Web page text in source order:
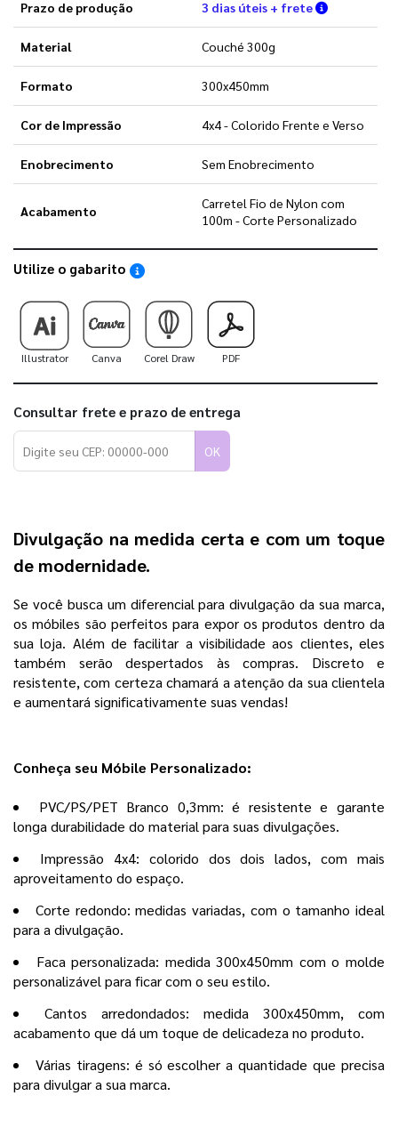
Prazo de produção 3 dias úteis + frete Verifique
Material Couché 300g
Formato 300x450mm
Cor de Impressão 4x4 - Colorido Frente e Verso
Enobrecimento Sem Enobrecimento
Acabamento
Carretel Fio de Nylon com
100m - Corte Personalizado
Utilize o gabarito Saiba como utilizar os nossos gabaritos
Illustrator Canva Corel Draw PDF
Consultar frete e prazo de entrega
OK
Divulgação na medida certa e com um toque
de modernidade.
Se você busca um diferencial para divulgação da sua marca,
os móbiles são perfeitos para expor os produtos dentro da
sua loja. Além de facilitar a visibilidade aos clientes, eles
também serão despertados às compras. Discreto e
resistente, com certeza chamará a atenção da sua clientela
e aumentará significativamente suas vendas!
Conheça seu Móbile Personalizado:
PVC/PS/PET Branco 0,3mm: é resistente e garante
longa durabilidade do material para suas divulgações.
Impressão 4x4: colorido dos dois lados, com mais
aproveitamento do espaço.
Corte redondo: medidas variadas, com o tamanho ideal
para a divulgação.
Faca personalizada: medida 300x450mm com o molde
personalizável para ficar com o seu estilo.
Cantos arredondados: medida 300x450mm, com
acabamento que dá um toque de delicadeza no produto.
Várias tiragens: é só escolher a quantidade que precisa
para divulgar a sua marca.